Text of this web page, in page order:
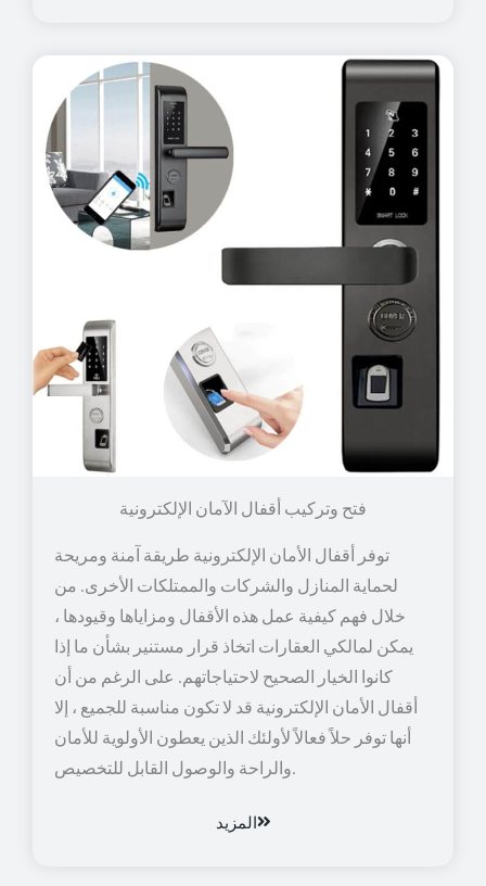
توفر أقفال الأمان الإلكترونية طريقة آمنة ومريحة
لحماية المنازل والشركات والممتلكات الأخرى. من
خلال فهم كيفية عمل هذه الأقفال ومزاياها وقيودها ،
يمكن لمالكي العقارات اتخاذ قرار مستنير بشأن ما إذا
كانوا الخيار الصحيح لاحتياجاتهم. على الرغم من أن
أقفال الأمان الإلكترونية قد لا تكون مناسبة للجميع ، إلا
أنها توفر حلاً فعالاً لأولئك الذين يعطون الأولوية للأمان
والراحة والوصول القابل للتخصيص.
المزيد